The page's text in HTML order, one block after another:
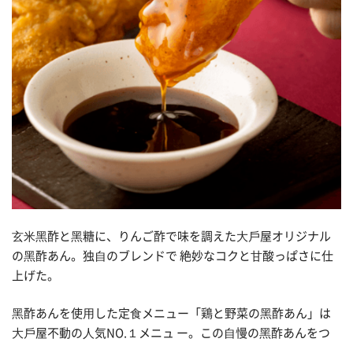
⽞⽶⿊酢と⿊糖に、りんご酢で味を調えた⼤⼾屋オリジナル
の⿊酢あん。独⾃のブレンドで 絶妙なコクと⽢酸っぱさに仕
上げた。
⿊酢あんを使⽤した定⾷メニュー「鶏と野菜の⿊酢あん」は
⼤⼾屋不動の⼈気NO.１メニュ ー。この⾃慢の⿊酢あんをつ